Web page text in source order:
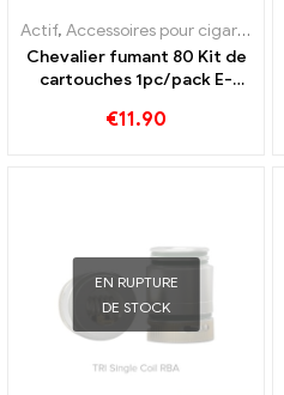
Actif, Accessoires pour cigarettes électroniques
Chevalier fumant 80 Kit de
cartouches 1pc/pack E-
personnalisé
€11.90
EN RUPTURE
DE STOCK